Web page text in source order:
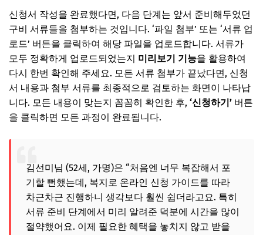
신청서 작성을 완료했다면, 다음 단계는 앞서 준비해두었던
구비 서류들을 첨부하는 것입니다. ‘파일 첨부’ 또는 ‘서류 업
로드’ 버튼을 클릭하여 해당 파일을 업로드합니다. 서류가
모두 정확하게 업로드되었는지 미리보기 기능을 활용하여
다시 한번 확인해 주세요. 모든 서류 첨부가 끝났다면, 신청
서 내용과 첨부 서류를 최종적으로 검토하는 화면이 나타납
니다. 모든 내용이 맞는지 꼼꼼히 확인한 후, ‘신청하기’ 버튼
을 클릭하면 모든 과정이 완료됩니다.
김선미님 (52세, 가명)은 “처음엔 너무 복잡해서 포
기할 뻔했는데, 복지로 온라인 신청 가이드를 따라
차근차근 진행하니 생각보다 훨씬 쉽더라고요. 특히
서류 준비 단계에서 미리 알려준 덕분에 시간을 많이
절약했어요. 이제 필요한 혜택을 놓치지 않고 받을